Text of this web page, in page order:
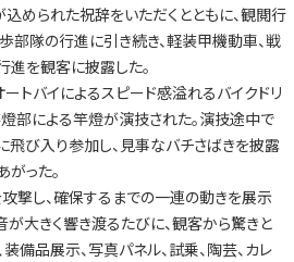
められた祝辞をいただくとともに、観閲行
部隊の行進に引き続き、軽装甲機動車、戦
を観客に披露した。
トバイによるスピード感溢れるバイクドリ
部による竿燈が演技された。演技途中で
飛び入り参加し、見事なバチさばきを披露
った。
撃し、確保するまでの一連の動きを展示
が大きく響き渡るたびに、観客から驚きと
備品展示、写真パネル、試乗、陶芸、カレ